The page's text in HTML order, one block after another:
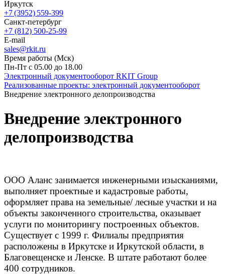
Иркутск
+7 (3952) 559-399
Санкт-петербург
+7 (812) 500-25-99
E-mail
sales@rkit.ru
Время работы (Мск)
Пн-Пт с 05.00 до 18.00
Электронный документооборот RKIT Group
Реализованные проекты: электронный документооборот
Внедрение электронного делопроизводства
Внедрение электронного
делопроизводства
ООО Аланс занимается инженерными изысканиями,
выполняет проектные и кадастровые работы,
оформляет права на земельные/ лесные участки и на
объекты законченного строительства, оказывает
услуги по мониторингу построенных объектов.
Существует с 1999 г. Филиалы предприятия
расположены в Иркутске и Иркутской области, в
Благовещенске и Ленске. В штате работают более
400 сотрудников.